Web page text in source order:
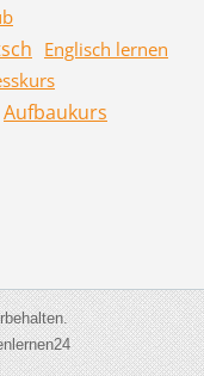
Englisch lernen
Aufbaukurs